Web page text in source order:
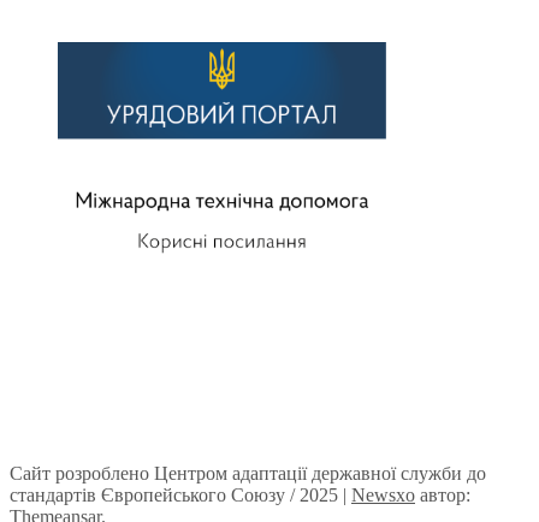
Сайт розроблено Центром адаптації державної служби до
стандартів Європейського Союзу / 2025 | Newsxo автор:
Themeansar.